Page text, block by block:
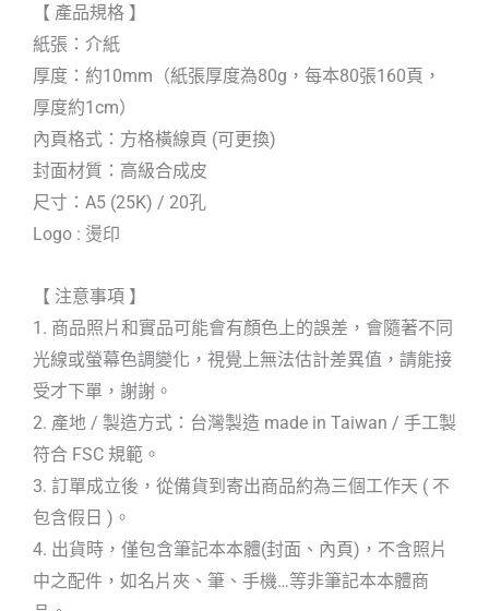
【 產品規格 】
紙張：介紙
厚度：約10mm（紙張厚度為80g，每本80張160頁，
厚度約1cm）
內頁格式：方格橫線頁 (可更換)
封面材質：高級合成皮
尺寸：A5 (25K) / 20孔
Logo : 燙印
【 注意事項 】
1. 商品照片和實品可能會有顏色上的誤差，會隨著不同
光線或螢幕色調變化，視覺上無法估計差異值，請能接
受才下單，謝謝。
2. 產地 / 製造方式：台灣製造 made in Taiwan / 手工製
符合 FSC 規範。
3. 訂單成立後，從備貨到寄出商品約為三個工作天 ( 不
包含假日 )。
4. 出貨時，僅包含筆記本本體(封面、內頁)，不含照片
中之配件，如名片夾、筆、手機…等非筆記本本體商